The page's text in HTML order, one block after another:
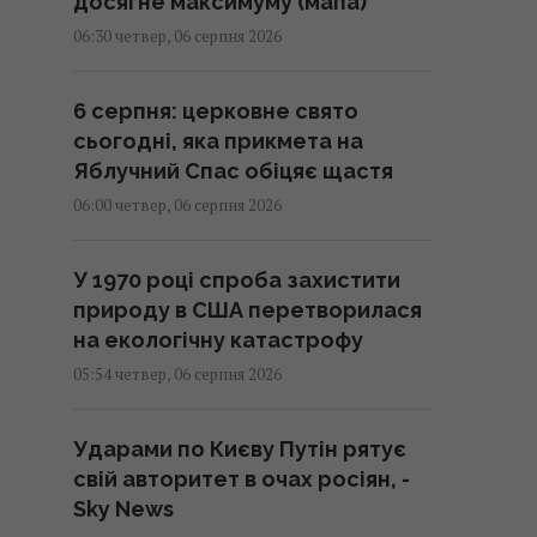
06:30 четвер, 06 серпня 2026
6 серпня: церковне свято
сьогодні, яка прикмета на
Яблучний Спас обіцяє щастя
06:00 четвер, 06 серпня 2026
У 1970 році спроба захистити
природу в США перетворилася
на екологічну катастрофу
05:54 четвер, 06 серпня 2026
Ударами по Києву Путін рятує
свій авторитет в очах росіян, -
Sky News